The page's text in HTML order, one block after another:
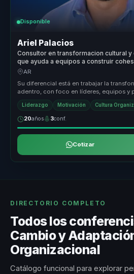
Disponible
Ariel Palacios
Consultor en transformacion cultural y
que ayuda a equipos a construir
cambio sostenible.
AR
Su diferencial está en trabajar la
adentro, con foco en líderes, equipos y
organizacionales. Hac...
Liderazgo Motivación Cultura
20años 3conf.
Cotizar
DIRECTORIO COMPLETO
Todos los
Cambio y
Organizacional
Catálogo funcional para explorar